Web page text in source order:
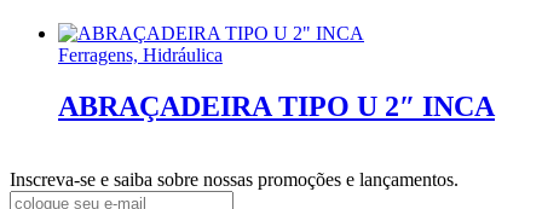
Ferragens, Hidráulica
ABRAÇADEIRA TIPO U 2″ INCA
Inscreva-se e saiba sobre nossas promoções e lançamentos.